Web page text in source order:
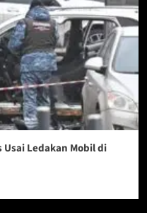
Ledakan Mobil di